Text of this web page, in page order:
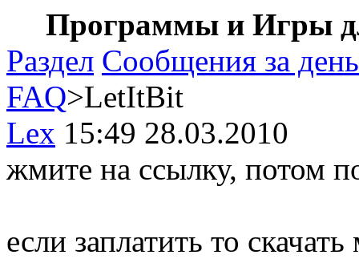
Программы и Игры
Раздел Сообщения за день
FAQ>LetItBit
Lex 15:49 28.03.2010
жмите на ссылку, потом
если заплатить то